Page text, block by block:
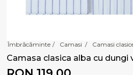
Îmbrăcăminte / Camasi / Camasi
Camasa clasica alba cu